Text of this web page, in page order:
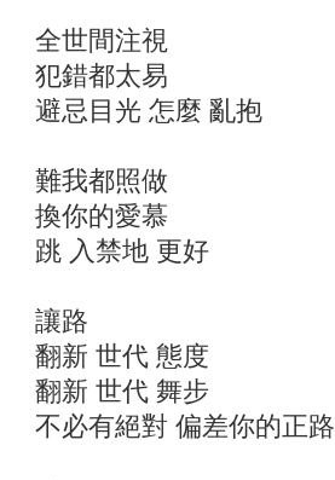
全世間注視
犯錯都太易
避忌目光 怎麼 亂抱
難我都照做
換你的愛慕
跳 入禁地 更好
讓路
翻新 世代 態度
翻新 世代 舞步
不必有絕對 偏差你的正路